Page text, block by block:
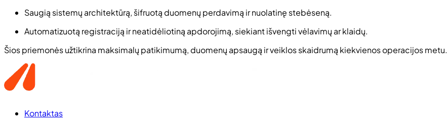
Saugią sistemų architektūrą, šifruotą duomenų perdavimą ir nuolatinę stebėseną.
Automatizuotą registraciją ir neatidėliotiną apdorojimą, siekiant išvengti vėlavimų ar klaidų.
Šios priemonės užtikrina maksimalų patikimumą, duomenų apsaugą ir veiklos skaidrumą kiekvienos operacijos metu.
Kontaktas